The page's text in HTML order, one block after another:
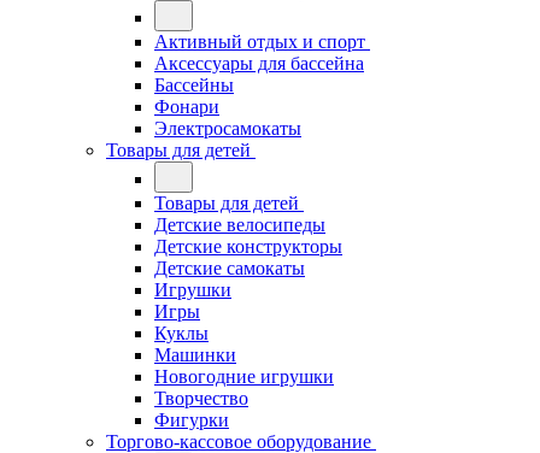
Активный отдых и спорт
Аксессуары для бассейна
Бассейны
Фонари
Электросамокаты
Товары для детей
Товары для детей
Детские велосипеды
Детские конструкторы
Детские самокаты
Игрушки
Игры
Куклы
Машинки
Новогодние игрушки
Творчество
Фигурки
Торгово-кассовое оборудование